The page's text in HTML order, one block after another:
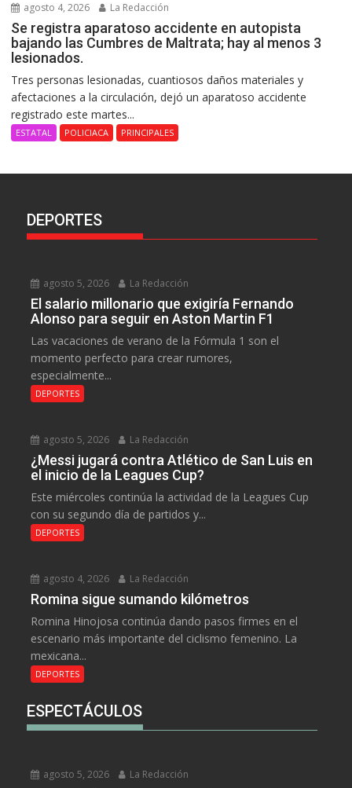
agosto 4, 2026 La Redacción
Se registra aparatoso accidente en autopista
bajando las Cumbres de Maltrata; hay al menos 3
lesionados.
Tres personas lesionadas, cuantiosos daños materiales y
afectaciones a la circulación, dejó un aparatoso accidente
registrado este martes...
ESTATAL POLICIACA PRINCIPALES
DEPORTES
agosto 5, 2026 La Redacción
El salario millonario que exigiría Fernando
Alonso para seguir en Aston Martin F1
Las vacaciones de verano de la Fórmula 1 son el
momento perfecto para crear rumores,
especialmente...
DEPORTES
agosto 5, 2026 La Redacción
¿Messi jugará contra Atlético de San Luis en
el inicio de la Leagues Cup?
Este miércoles continúa la actividad de la Leagues Cup
con su segundo día de partidos y...
DEPORTES
agosto 4, 2026 La Redacción
Romina sigue sumando kilómetros
Romina Hinojosa continúa dando pasos firmes en el
escenario más importante del ciclismo femenino. La
mexicana...
DEPORTES
ESPECTÁCULOS
agosto 5, 2026 La Redacción